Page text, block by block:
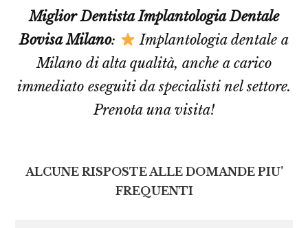
Miglior Dentista Implantologia Dentale
Bovisa Milano:
Implantologia dentale a
Milano di alta qualità, anche a carico
immediato eseguiti da specialisti nel settore.
Prenota una visita!
ALCUNE RISPOSTE ALLE DOMANDE PIU’
FREQUENTI